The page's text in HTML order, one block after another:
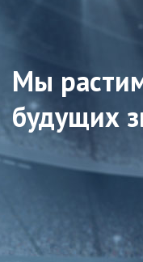
Мы
будущих